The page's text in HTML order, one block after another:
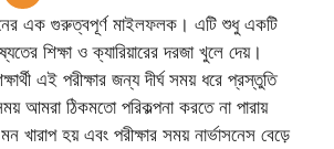
এক গুরুত্বপূর্ণ মাইলফলক। এটি শুধু একটি
শিক্ষা ও ক্যারিয়ারের দরজা খুলে দেয়।
এই পরীক্ষার জন্য দীর্ঘ সময় ধরে প্রস্তুতি
আমরা ঠিকমতো পরিকল্পনা করতে না পারায়
খারাপ হয় এবং পরীক্ষার সময় নার্ভাসনেস বেড়ে